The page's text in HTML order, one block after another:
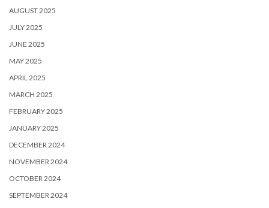
AUGUST 2025
JULY 2025
JUNE 2025
MAY 2025
APRIL 2025
MARCH 2025
FEBRUARY 2025
JANUARY 2025
DECEMBER 2024
NOVEMBER 2024
OCTOBER 2024
SEPTEMBER 2024